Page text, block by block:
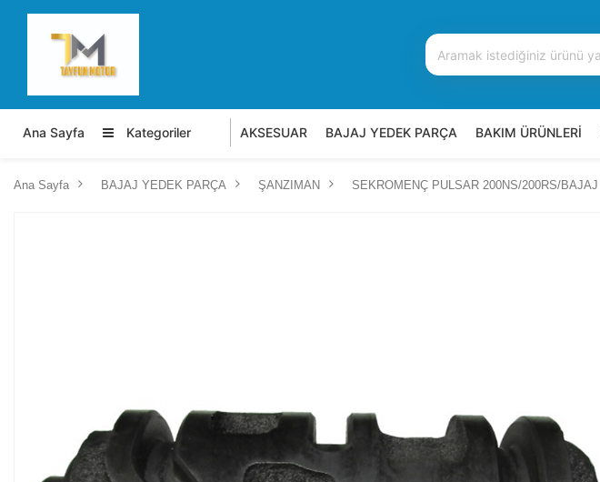
Ana Sayfa Kategoriler AKSESUAR BAJAJ YEDEK PARÇA BAKIM ÜRÜNLERİ
Ana Sayfa BAJAJ YEDEK PARÇA ŞANZIMAN SEKROMENÇ PULSAR 200NS/200RS/BAJAJ